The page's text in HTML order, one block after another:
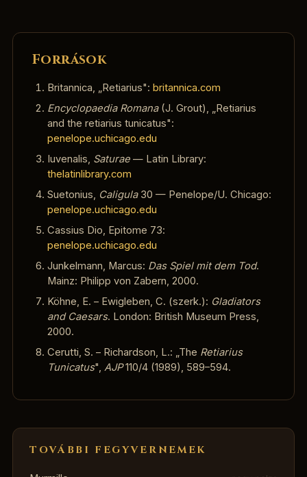
Források
Britannica, „Retiarius": britannica.com
Encyclopaedia Romana(J. Grout), „Retiarius
and the retiarius tunicatus":
penelope.uchicago.edu
Iuvenalis, Saturae — Latin Library:
thelatinlibrary.com
Suetonius, Caligula30 — Penelope/U. Chicago:
penelope.uchicago.edu
Cassius Dio, Epitome 73:
penelope.uchicago.edu
Junkelmann, Marcus: Das Spiel mit dem Tod.
Mainz: Philipp von Zabern, 2000.
Köhne, E. – Ewigleben, C. (szerk.): Gladiators
and Caesars. London: British Museum Press,
2000.
Cerutti, S. – Richardson, L.: „The Retiarius
Tunicatus", AJP110/4 (1989), 589–594.
TOVÁBBI FEGYVERNEMEK